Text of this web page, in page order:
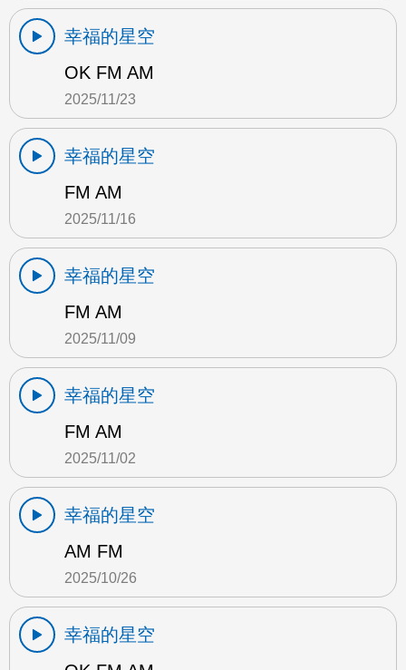
幸福的星空
OK FM AM
2025/11/23
幸福的星空
FM AM
2025/11/16
幸福的星空
FM AM
2025/11/09
幸福的星空
FM AM
2025/11/02
幸福的星空
AM FM
2025/10/26
幸福的星空